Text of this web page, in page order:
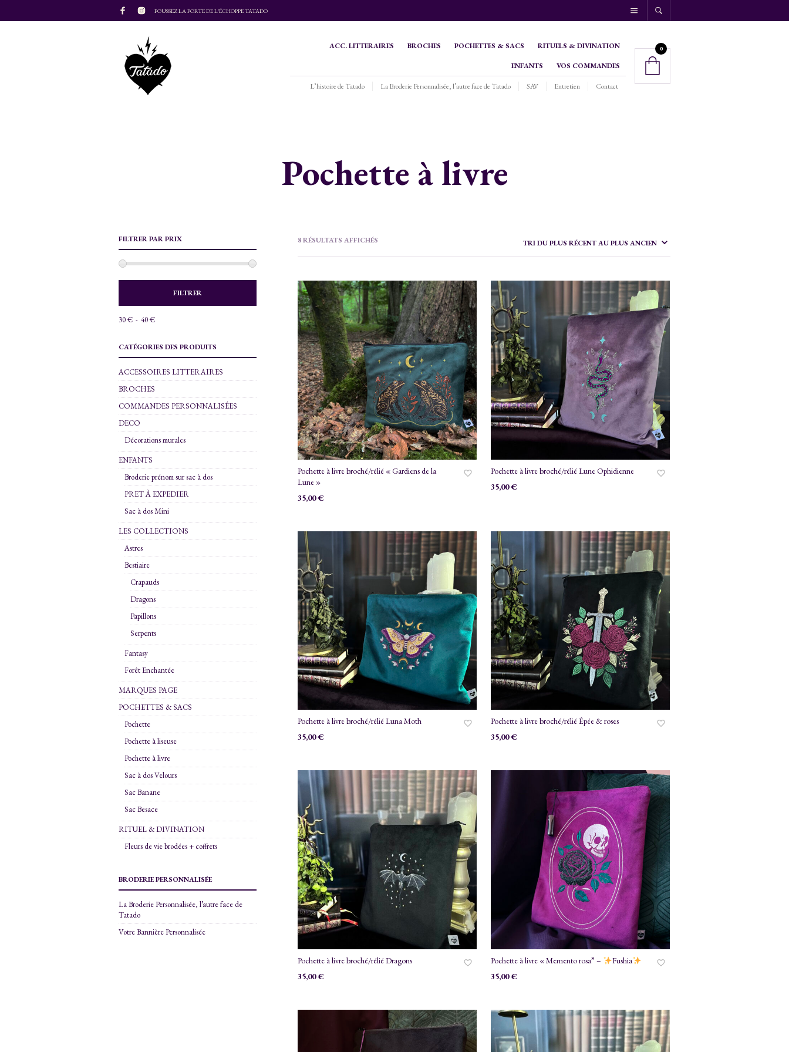
POUSSEZ LA PORTE DE L'ÉCHOPPE TATADO
ACC. LITTERAIRES BROCHES POCHETTES & SACS RITUELS & DIVINATION
ENFANTS VOS COMMANDES
L’histoire de Tatado La Broderie Personnalisée, l’autre face de Tatado SAV Entretien Contact
0
Pochette à livre
8 RÉSULTATS AFFICHÉS
PLUS
PLUS
ANCIEN
FILTRER PAR PRIX
MIN
MAX
FILTRER
30 € 40 €
CATÉGORIES DES PRODUITS
ACCESSOIRES LITTERAIRES
BROCHES
COMMANDES PERSONNALISÉES
DECO
Décorations murales
ENFANTS
Broderie prénom sur sac à dos
PRET À EXPEDIER
Sac à dos Mini
LES COLLECTIONS
Astres
Bestiaire
Crapauds
Dragons
Papillons
Serpents
Fantasy
Forêt Enchantée
MARQUES PAGE
POCHETTES & SACS
Pochette
Pochette à liseuse
Pochette à livre
Sac à dos Velours
Sac Banane
Sac Besace
RITUEL & DIVINATION
Fleurs de vie brodées + coffrets
BRODERIE PERSONNALISÉE
La Broderie Personnalisée, l’autre face de
Tatado
Votre Bannière Personnalisée
Pochette à livre broché/rélié « Gardiens de la
Lune »
35,00€
Pochette à livre broché/rélié Lune Ophidienne
35,00€
Pochette à livre broché/rélié Luna Moth
35,00€
Pochette à livre broché/rélié Épée & roses
35,00€
Pochette à livre broché/rélié Dragons
35,00€
Pochette à livre « Memento rosa” –
Fushia
35,00€